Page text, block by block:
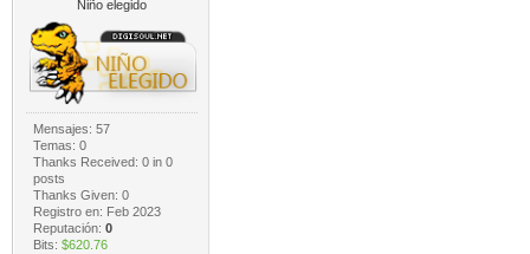
Niño elegido
Mensajes: 57
Temas: 0
Thanks Received: 0in 0
posts
Thanks Given: 0
Registro en: Feb 2023
Reputación: 0
Bits: $620.76